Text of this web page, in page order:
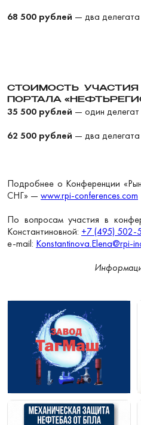
68 500 рублей — два делегата
СТОИМОСТЬ
ПОРТАЛА
35 500 рублей — один делегат
62 500 рублей — два делегата
Подробнее о Конференции
СНГ» — www.rpi-conferences.com
По вопросам участия в
Константиновной: +7 (495) 502-
e-mail: Konstantinova.Elena@rpi-